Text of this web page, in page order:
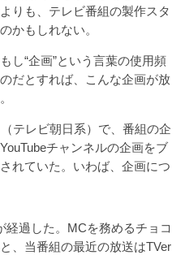
りも、テレビ番組の製作スタ
かもしれない。
し“企画”という言葉の使用頻
だとすれば、こんな企画が放
テレビ朝日系）で、番組の企
チャンネルの企画をブ
れていた。いわば、企画につ
過した。MCを務めるチョコ
、当番組の最近の放送はTVer